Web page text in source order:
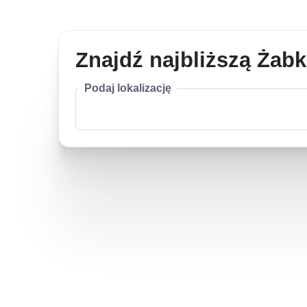
Znajdź najbliższą
Podaj lokalizację